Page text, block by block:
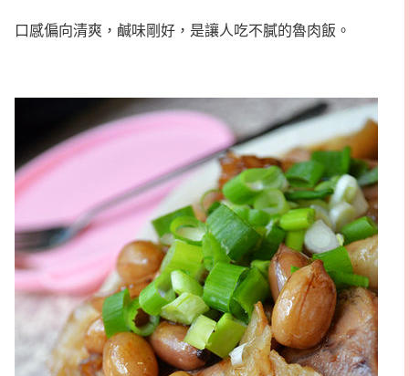
口感偏向清爽，鹹味剛好，是讓人吃不膩的魯肉飯。